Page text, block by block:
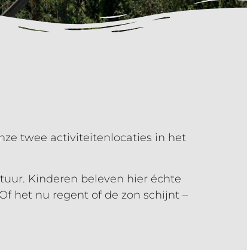
twee activiteitenlocaties in het
Kinderen beleven hier échte
het nu regent of de zon schijnt –